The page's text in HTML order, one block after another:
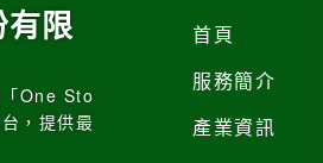
有限
One Sto
，提供最
首頁
服務簡介
產業資訊